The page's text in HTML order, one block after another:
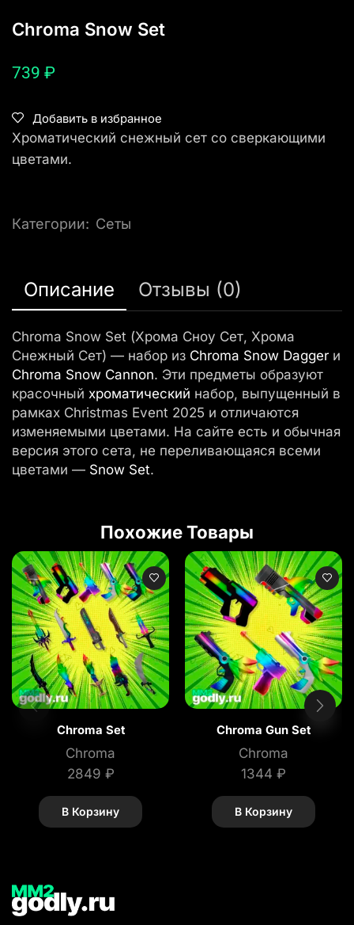
Chroma Snow Set
739 ₽
Добавить в избранное
Хроматический снежный сет со сверкающими
цветами.
Категории: Сеты
Описание Отзывы (0)
Chroma Snow Set (Хрома Сноу Сет, Хрома
Снежный Сет) — набор из Chroma Snow Dagger и
Chroma Snow Cannon. Эти предметы образуют
красочный хроматический набор, выпущенный в
рамках Christmas Event 2025 и отличаются
изменяемыми цветами. На сайте есть и обычная
версия этого сета, не переливающаяся всеми
цветами — Snow Set.
Похожие Товары
Chroma Set
Chroma
2849 ₽
В Корзину
Chroma Gun Set
Chroma
1344 ₽
В Корзину